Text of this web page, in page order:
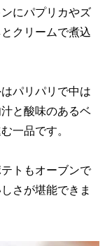
にパプリカやズ
クリームで煮込
パリパリで中は
と酸味のあるベ
一品です。
トもオーブンで
さが堪能できま